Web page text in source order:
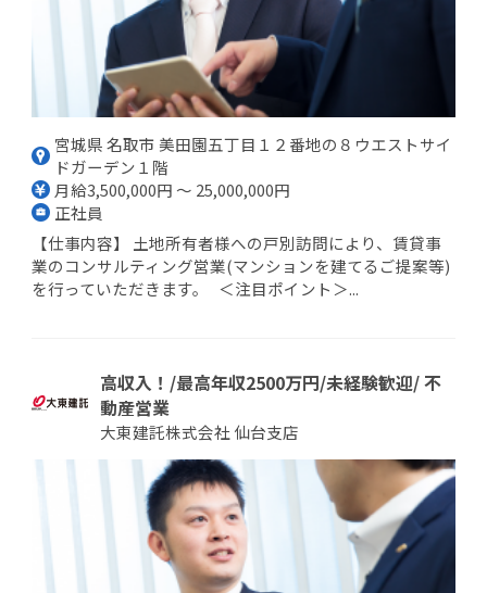
宮城県 名取市 美田園五丁目１２番地の８ウエストサイ
ドガーデン１階
月給3,500,000円 ～ 25,000,000円
正社員
【仕事内容】 土地所有者様への戸別訪問により、賃貸事
業のコンサルティング営業(マンションを建てるご提案等)
を行っていただきます。 ＜注目ポイント＞...
高収入！/最高年収2500万円/未経験歓迎/ 不
動産営業
大東建託株式会社 仙台支店